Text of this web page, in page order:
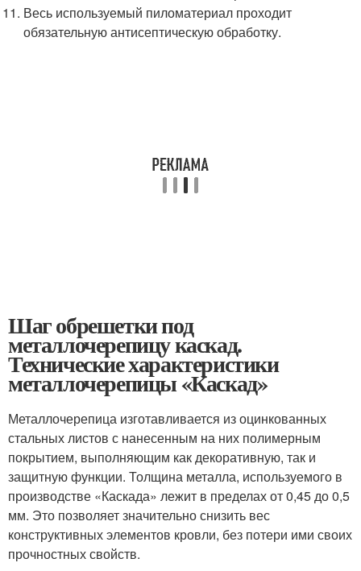
Весь используемый пиломатериал проходит
обязательную антисептическую обработку.
Шаг обрешетки под
металлочерепицу каскад.
Технические характеристики
металлочерепицы «Каскад»
Металлочерепица изготавливается из оцинкованных
стальных листов с нанесенным на них полимерным
покрытием, выполняющим как декоративную, так и
защитную функции. Толщина металла, используемого в
производстве «Каскада» лежит в пределах от 0,45 до 0,5
мм. Это позволяет значительно снизить вес
конструктивных элементов кровли, без потери ими своих
прочностных свойств.